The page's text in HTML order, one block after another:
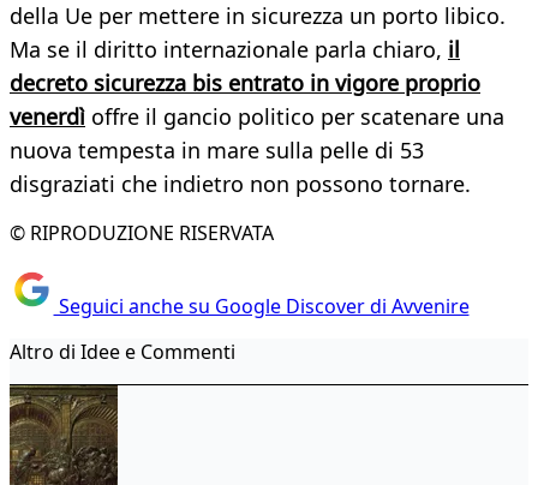
della Ue per mettere in sicurezza un porto libico.
Ma se il diritto internazionale parla chiaro, il
decreto sicurezza bis entrato in vigore proprio
venerdì offre il gancio politico per scatenare una
nuova tempesta in mare sulla pelle di 53
disgraziati che indietro non possono tornare.
© RIPRODUZIONE RISERVATA
Seguici anche su Google Discover di Avvenire
Altro di Idee e Commenti